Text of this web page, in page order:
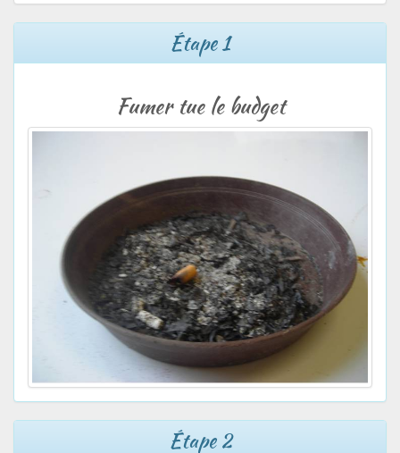
Étape 1
Fumer tue le budget
Étape 2